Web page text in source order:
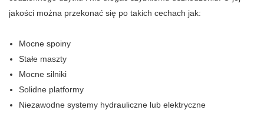
jakości można przekonać się po takich cechach jak:
Mocne spoiny
Stałe maszty
Mocne silniki
Solidne platformy
Niezawodne systemy hydrauliczne lub elektryczne